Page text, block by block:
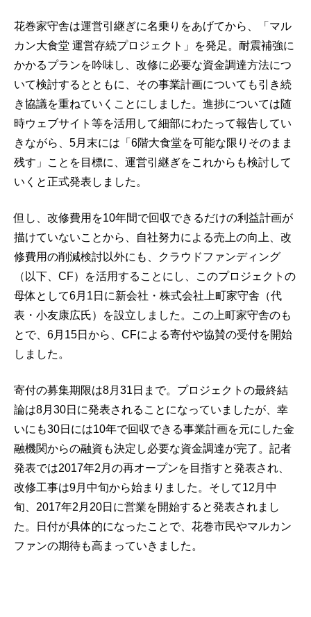
花巻家守舎は運営引継ぎに名乗りをあげてから、「マル
カン大食堂 運営存続プロジェクト」を発足。耐震補強に
かかるプランを吟味し、改修に必要な資金調達方法につ
いて検討するとともに、その事業計画についても引き続
き協議を重ねていくことにしました。進捗については随
時ウェブサイト等を活用して細部にわたって報告してい
きながら、5月末には「6階大食堂を可能な限りそのまま
残す」ことを目標に、運営引継ぎをこれからも検討して
いくと正式発表しました。
但し、改修費用を10年間で回収できるだけの利益計画が
描けていないことから、自社努力による売上の向上、改
修費用の削減検討以外にも、クラウドファンディング
（以下、CF）を活用することにし、このプロジェクトの
母体として6月1日に新会社・株式会社上町家守舎（代
表・小友康広氏）を設立しました。この上町家守舎のも
とで、6月15日から、CFによる寄付や協賛の受付を開始
しました。
寄付の募集期限は8月31日まで。プロジェクトの最終結
論は8月30日に発表されることになっていましたが、幸
いにも30日には10年で回収できる事業計画を元にした金
融機関からの融資も決定し必要な資金調達が完了。記者
発表では2017年2月の再オープンを目指すと発表され、
改修工事は9月中旬から始まりました。そして12月中
旬、2017年2月20日に営業を開始すると発表されまし
た。日付が具体的になったことで、花巻市民やマルカン
ファンの期待も高まっていきました。